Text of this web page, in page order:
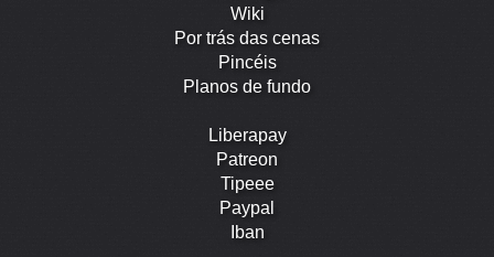
Wiki
Por trás das cenas
Pincéis
Planos de fundo
Liberapay
Patreon
Tipeee
Paypal
Iban